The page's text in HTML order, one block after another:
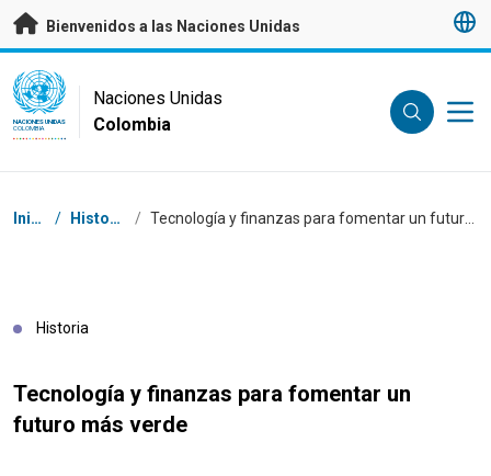
Saltar a contenido principal
Bienvenidos a las Naciones Unidas
UN Logo
NACIONES UNIDAS
COLOMBIA
Naciones Unidas
Colombia
Coordenadas dentro de la ruta de navegación
Inicio / Historias /
Historia
Tecnología y finanzas para fomentar un
futuro más verde